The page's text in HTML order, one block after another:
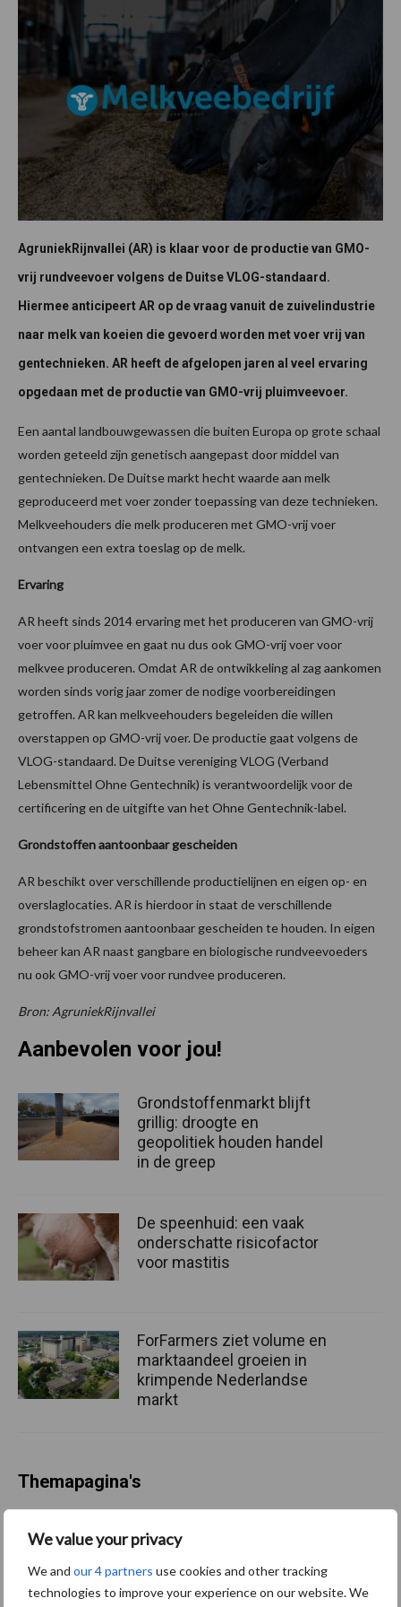
We value your privacy
We and our 4 partners use cookies and other tracking
technologies to improve your experience on our website. We
AgruniekRijnvallei (AR) is klaar voor de productie van GMO-
vrij rundveevoer volgens de Duitse VLOG-standaard.
Hiermee anticipeert AR op de vraag vanuit de zuivelindustrie
naar melk van koeien die gevoerd worden met voer vrij van
gentechnieken. AR heeft de afgelopen jaren al veel ervaring
opgedaan met de productie van GMO-vrij pluimveevoer.
Een aantal landbouwgewassen die buiten Europa op grote schaal
worden geteeld zijn genetisch aangepast door middel van
gentechnieken. De Duitse markt hecht waarde aan melk
geproduceerd met voer zonder toepassing van deze technieken.
Melkveehouders die melk produceren met GMO-vrij voer
ontvangen een extra toeslag op de melk.
Ervaring
AR heeft sinds 2014 ervaring met het produceren van GMO-vrij
voer voor pluimvee en gaat nu dus ook GMO-vrij voer voor
melkvee produceren. Omdat AR de ontwikkeling al zag aankomen
worden sinds vorig jaar zomer de nodige voorbereidingen
getroffen. AR kan melkveehouders begeleiden die willen
overstappen op GMO-vrij voer. De productie gaat volgens de
VLOG-standaard. De Duitse vereniging VLOG (Verband
Lebensmittel Ohne Gentechnik) is verantwoordelijk voor de
certificering en de uitgifte van het Ohne Gentechnik-label.
Grondstoffen aantoonbaar gescheiden
AR beschikt over verschillende productielijnen en eigen op- en
overslaglocaties. AR is hierdoor in staat de verschillende
grondstofstromen aantoonbaar gescheiden te houden. In eigen
beheer kan AR naast gangbare en biologische rundveevoeders
nu ook GMO-vrij voer voor rundvee produceren.
Bron: AgruniekRijnvallei
Aanbevolen voor jou!
Grondstoffenmarkt blijft
grillig: droogte en
geopolitiek houden handel
in de greep
De speenhuid: een vaak
onderschatte risicofactor
voor mastitis
ForFarmers ziet volume en
marktaandeel groeien in
krimpende Nederlandse
markt
Themapagina's
Diergezondheid Bemesting